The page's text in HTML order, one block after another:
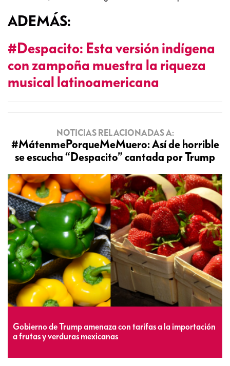
ADEMÁS:
#Despacito: Esta versión indígena
con zampoña muestra la riqueza
musical latinoamericana
NOTICIAS RELACIONADAS A:
#MátenmePorqueMeMuero: Así de horrible
se escucha “Despacito” cantada por Trump
Gobierno de Trump amenaza con tarifas a la importación
a frutas y verduras mexicanas